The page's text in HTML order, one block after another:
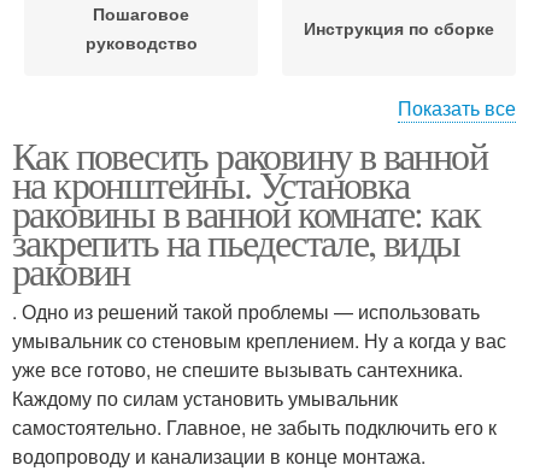
Пошаговое
руководство
Инструкция по сборке
изготовлению
Показать все
Как повесить раковину в ванной
на кронштейны. Установка
раковины в ванной комнате: как
закрепить на пьедестале, виды
раковин
. Одно из решений такой проблемы — использовать
умывальник со стеновым креплением. Ну а когда у вас
уже все готово, не спешите вызывать сантехника.
Каждому по силам установить умывальник
самостоятельно. Главное, не забыть подключить его к
водопроводу и канализации в конце монтажа.